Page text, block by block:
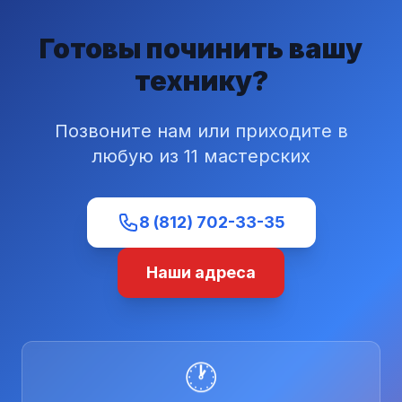
Готовы починить вашу
технику?
Позвоните нам или приходите в
любую из 11 мастерских
8 (812) 702-33-35
Наши адреса
🕐